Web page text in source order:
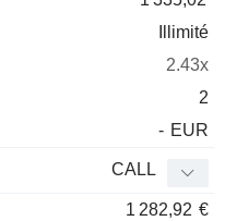
Illimité
2.43x
2
- EUR
CALL
1 282,92 €